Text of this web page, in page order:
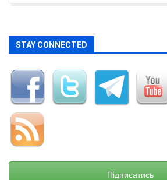
STAY CONNECTED
Підписатись